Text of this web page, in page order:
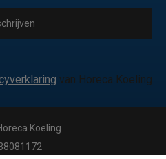
van Horeca Koeling
Koeling
|